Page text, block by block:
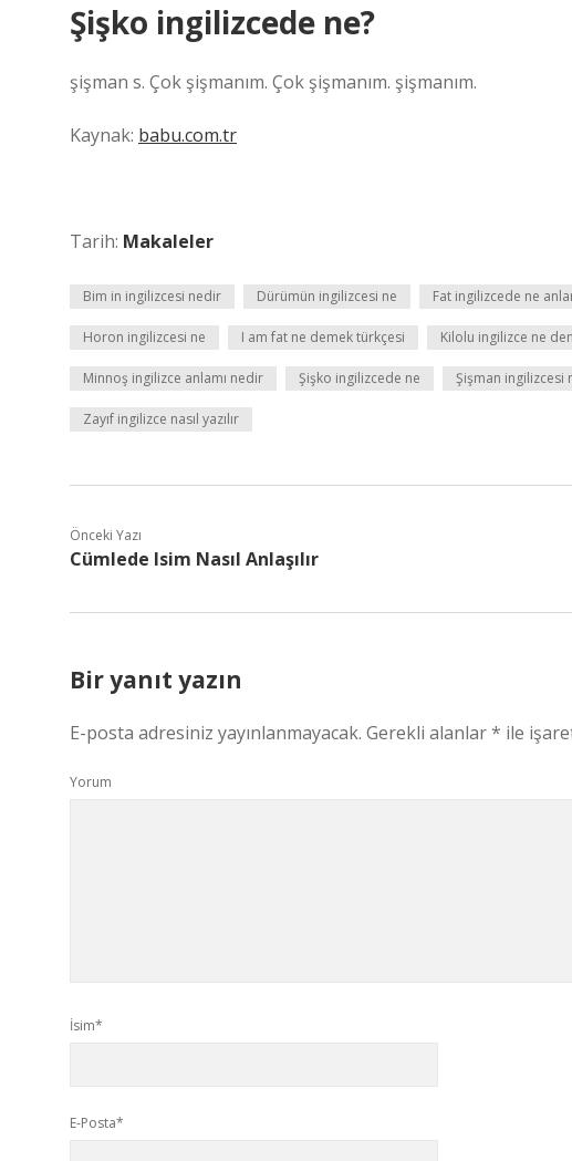
Şişko ingilizcede ne?
şişman s. Çok şişmanım. Çok şişmanım. şişmanım.
Kaynak: babu.com.tr
Tarih: Makaleler
Bim in ingilizcesi nedir Dürümün ingilizcesi ne Fat ingilizcede ne
Horon ingilizcesi ne I am fat ne demek türkçesi Kilolu ingilizce ne
Minnoş ingilizce anlamı nedir Şişko ingilizcede ne Şişman ingilizcesi
Zayıf ingilizce nasıl yazılır
Önceki Yazı
Cümlede Isim Nasıl Anlaşılır
Bir yanıt yazın
E-posta adresiniz yayınlanmayacak. Gerekli alanlar* ile
Yorum
İsim*
E-Posta*